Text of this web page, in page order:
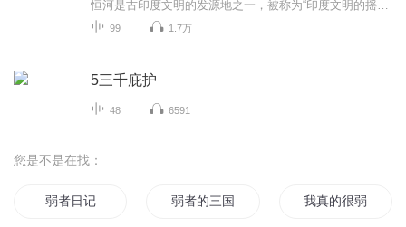
99 1.7万
5三千庇护
48 6591
您是不是在找：
弱者日记 弱者的三国 我真的很弱